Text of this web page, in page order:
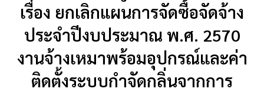
เรื่อง ยกเลิกแผนการจัดซื้อจัดจ้าง
ประจำปีงบประมาณ พ.ศ. 2570
งานจ้างเหมาพร้อมอุปกรณ์และค่า
ติดตั้งระบบกำจัดกลิ่นจากการ